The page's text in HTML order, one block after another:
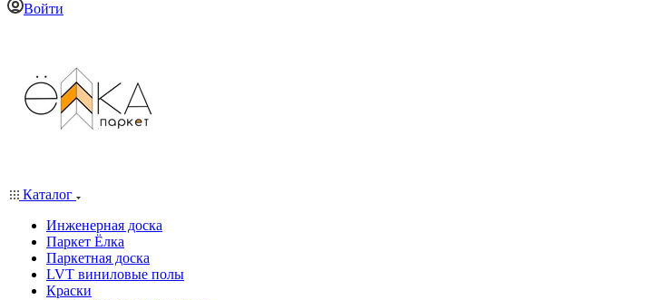
Войти
Каталог
Инженерная доска
Паркет Ёлка
Паркетная доска
LVT виниловые полы
Краски